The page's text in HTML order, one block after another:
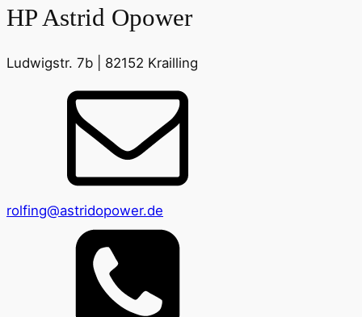
HP Astrid Opower
Ludwigstr. 7b | 82152 Krailling
rolfing@astridopower.de